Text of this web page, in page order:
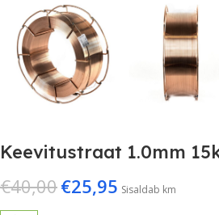
Keevitustraat 1.0mm
€40,00€25,95 Sisaldab km